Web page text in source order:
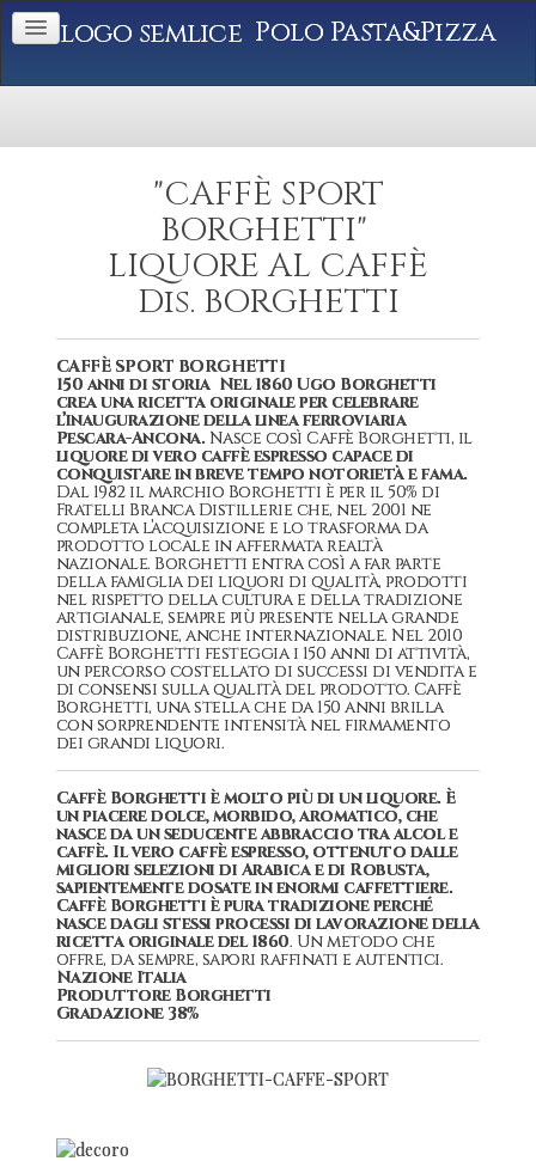
Polo Pasta&Pizza
"CAFFÈ SPORT
BORGHETTI"
LIQUORE AL CAFFÈ
Dis. BORGHETTI
CAFFÈ SPORT BORGHETTI
150 anni di storia Nel 1860 Ugo Borghetti
crea una ricetta originale per celebrare
l’inaugurazione della linea ferroviaria
Pescara-Ancona. Nasce così Caffè Borghetti, il
liquore di vero caffè espresso capace di
conquistare in breve tempo notorietà e fama.
Dal 1982 il marchio Borghetti è per il 50% di
Fratelli Branca Distillerie che, nel 2001 ne
completa l’acquisizione e lo trasforma da
prodotto locale in affermata realtà
nazionale. Borghetti entra così a far parte
della famiglia dei liquori di qualità, prodotti
nel rispetto della cultura e della tradizione
artigianale, sempre più presente nella grande
distribuzione, anche internazionale. Nel 2010
Caffè Borghetti festeggia i 150 anni di attività,
un percorso costellato di successi di vendita e
di consensi sulla qualità del prodotto. Caffè
Borghetti, una stella che da 150 anni brilla
con sorprendente intensità nel firmamento
dei grandi liquori.
Caffè Borghetti è molto più di un liquore. È
un piacere dolce, morbido, aromatico, che
nasce da un seducente abbraccio tra alcol e
caffè. Il vero caffè espresso, ottenuto dalle
migliori selezioni di Arabica e di Robusta,
sapientemente dosate in enormi caffettiere.
Caffè Borghetti è pura tradizione perché
nasce dagli stessi processi di lavorazione della
ricetta originale del 1860. Un metodo che
offre, da sempre, sapori raffinati e autentici.
Nazione Italia
Produttore Borghetti
Gradazione 38%